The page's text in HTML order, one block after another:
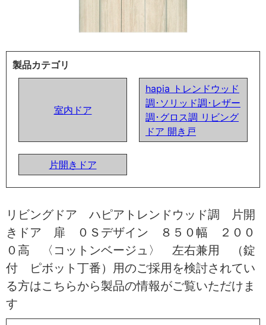
製品カテゴリ
室内ドア
hapia トレンドウッド
調･ソリッド調･レザー
調･グロス調 リビング
ドア 開き戸
片開きドア
リビングドア ハピアトレンドウッド調 片開
きドア 扉 ０Ｓデザイン ８５０幅 ２００
０高 〈コットンベージュ〉 左右兼用 （錠
付 ピボット丁番）用のご採用を検討されてい
る方はこちらから製品の情報がご覧いただけま
す